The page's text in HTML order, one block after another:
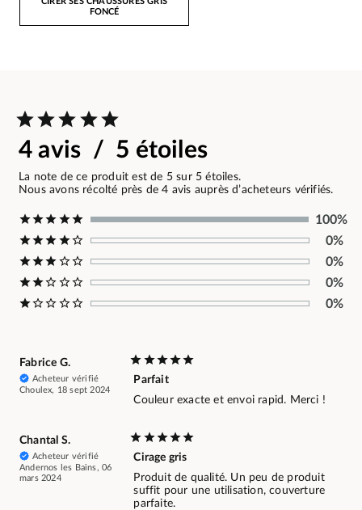
FONCÉ
4 avis / 5 étoiles
La note de ce produit est de 5 sur 5 étoiles.
Nous avons récolté près de 4 avis auprès d’acheteurs vérifiés.
100%
0%
0%
0%
0%
Fabrice G.
Acheteur vérifié
Choulex, 18 sept 2024
Parfait
Couleur exacte et envoi rapid. Merci !
Chantal S.
Acheteur vérifié
Andernos les Bains, 06
mars 2024
Cirage gris
Produit de qualité. Un peu de produit
suffit pour une utilisation, couverture
parfaite.